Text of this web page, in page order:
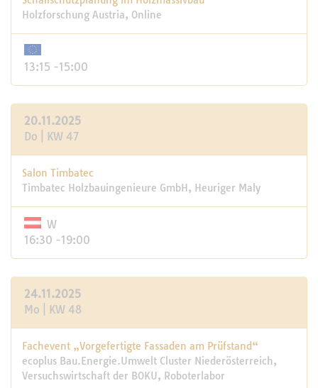
Holzforschung Austria, Online
13:15 -15:00
20.11.2025
Do | KW 47
Salon Timbatec
Timbatec Holzbauingenieure GmbH, Heuriger Maly
W
16:30 -19:00
24.11.2025
Mo | KW 48
Fachevent „Vorgefertigte Fassaden am Prüfstand“
ecoplus Bau.Energie.Umwelt Cluster Niederösterreich,
Versuchswirtschaft der BOKU, Roboterlabor